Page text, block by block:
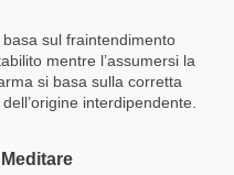
basa sul fraintendimento
mentre l’assumersi la
si basa sulla corretta
interdipendente.